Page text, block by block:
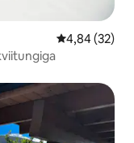
Keskmine
4,84 (32)